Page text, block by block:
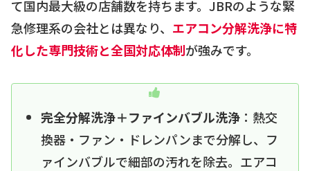
て国内最大級の店舗数を持ちます。JBRのような緊
急修理系の会社とは異なり、 エアコン分解洗浄に特
化した専門技術と全国対応体制が強みです。
完全分解洗浄＋ファインバブル洗浄：熱交
換器・ファン・ドレンパンまで分解し、フ
ァインバブルで細部の汚れを除去。エアコ